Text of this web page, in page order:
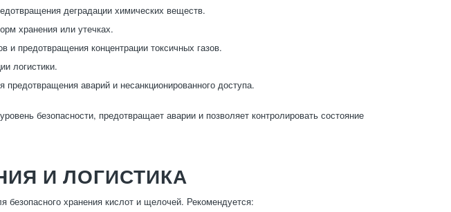
деградации химических веществ.
хранения или утечках.
предотвращения концентрации токсичных газов.
логистики.
аварий и несанкционированного доступа.
безопасности, предотвращает аварии и позволяет контролировать состояние
И ЛОГИСТИКА
безопасного хранения кислот и щелочей. Рекомендуется: